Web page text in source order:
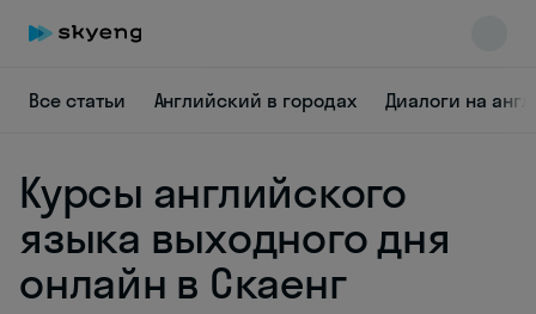
Все статьи Английский в городах Диалоги на
Курсы английского
языка выходного дня
онлайн в Скаенг
Skyeng Chat